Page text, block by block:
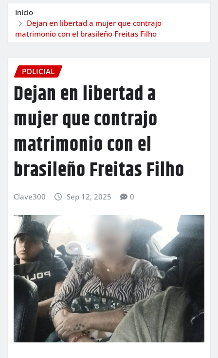
Inicio
Dejan en libertad a mujer que contrajo
matrimonio con el brasileño Freitas Filho
POLICIAL
Dejan en libertad a
mujer que contrajo
matrimonio con el
brasileño Freitas Filho
Clave300 Sep 12, 2025 0